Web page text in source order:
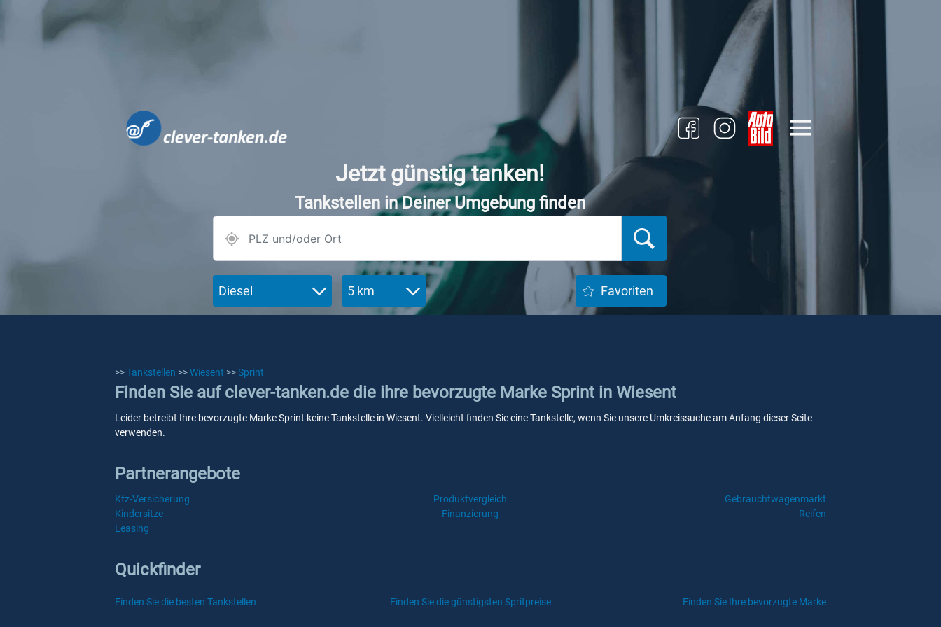
Jetzt günstig tanken!
Tankstellen in Deiner Umgebung finden
Diesel 5 km Favoriten
>>Tankstellen >>Wiesent >>Sprint
Finden Sie auf clever-tanken.de die ihre bevorzugte Marke Sprint in Wiesent
Leider betreibt Ihre bevorzugte Marke Sprint keine Tankstelle in Wiesent. Vielleicht finden Sie eine Tankstelle, wenn Sie unsere Umkreissuche am Anfang dieser Seite
verwenden.
Partnerangebote
Kfz-Versicherung Produktvergleich
Gebrauchtwagenmarkt
Kindersitze
Finanzierung
Reifen
Leasing
Quickfinder
Finden Sie die besten Tankstellen Finden Sie die günstigsten Spritpreise Finden Sie Ihre bevorzugte Marke